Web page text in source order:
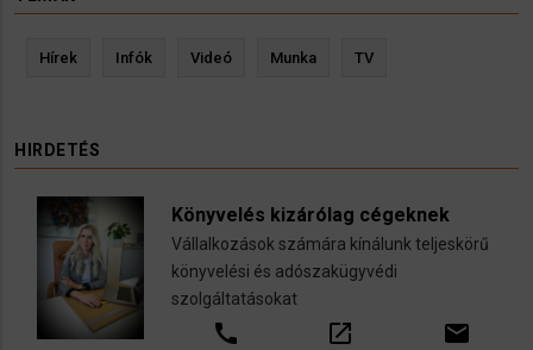
Hírek Infók Videó Munka TV
HIRDETÉS
Könyvelés kizárólag cégeknek
Vállalkozások számára kínálunk teljeskörű
könyvelési és adószakügyvédi
szolgáltatásokat
call open_in_new email